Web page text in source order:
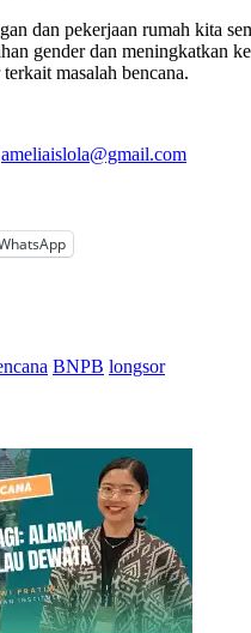
dan pekerjaan rumah kita
gender dan meningkatkan
masalah bencana.
ameliaislola@gmail.com
BNPB longsor